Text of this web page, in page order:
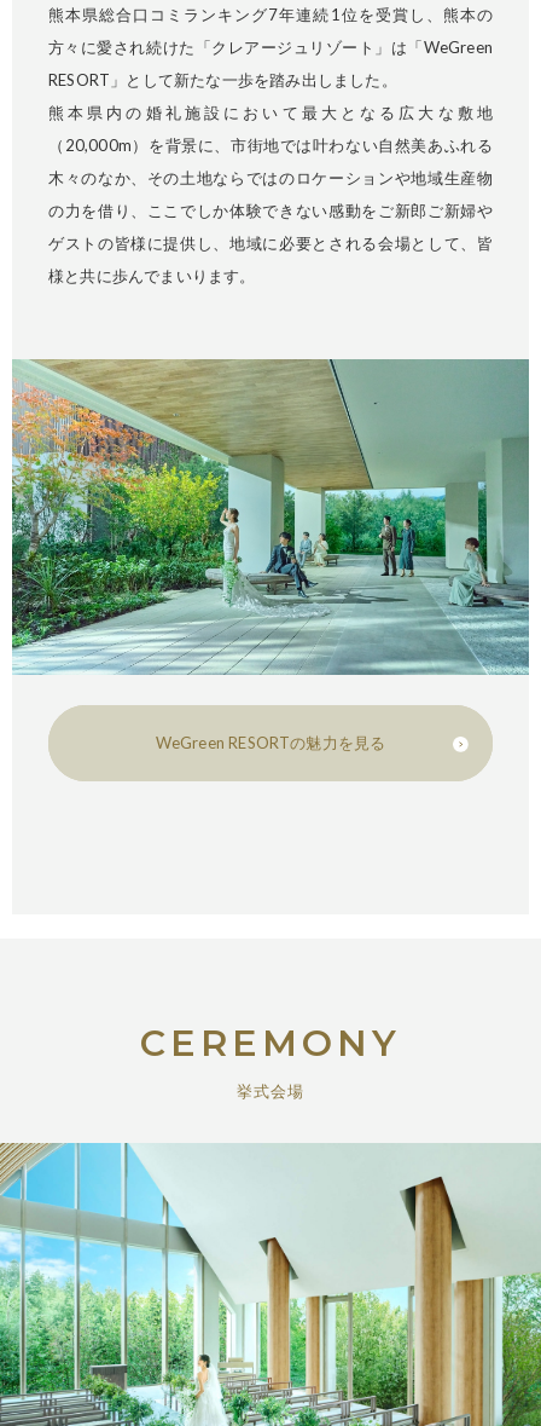
WeGreen RESORTの魅力を見る
熊本県総合口コミランキング7年連続1位を受賞し、熊本の
方々に愛され続けた「クレアージュリゾート」は「WeGreen
RESORT」として新たな一歩を踏み出しました。
熊本県内の婚礼施設において最大となる広大な敷地
（20,000m）を背景に、市街地では叶わない自然美あふれる
木々のなか、その土地ならではのロケーションや地域生産物
の力を借り、ここでしか体験できない感動をご新郎ご新婦や
ゲストの皆様に提供し、地域に必要とされる会場として、皆
様と共に歩んでまいります。
CEREMONY
挙式会場